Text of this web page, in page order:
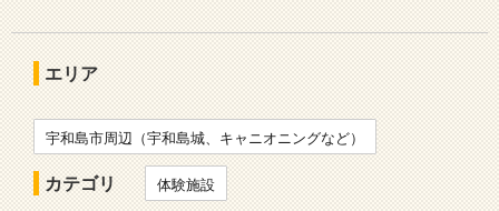
エリア
宇和島市周辺（宇和島城、キャニオニングなど）
カテゴリ 体験施設